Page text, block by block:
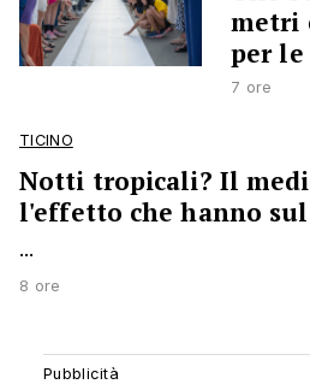
metri
per
7 ore
TICINO
Notti tropicali? Il
l'effetto che hanno
...
8 ore